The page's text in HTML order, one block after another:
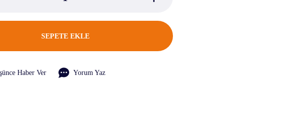
SEPETE EKLE
Haber Ver Yorum Yaz